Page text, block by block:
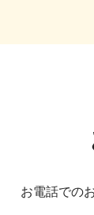
お電話での